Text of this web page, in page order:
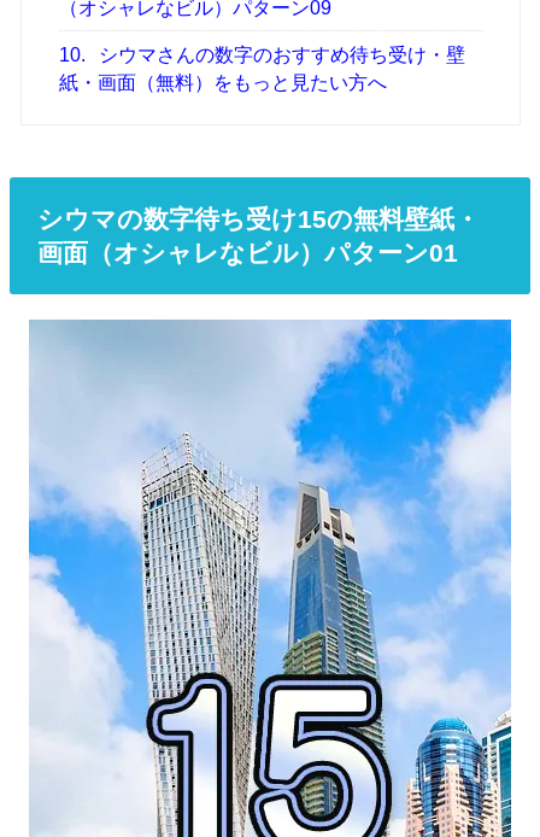
（オシャレなビル）パターン09
10.
シウマさんの数字のおすすめ待ち受け・壁
紙・画面（無料）をもっと見たい方へ
シウマの数字待ち受け15の無料壁紙・
画面（オシャレなビル）パターン01